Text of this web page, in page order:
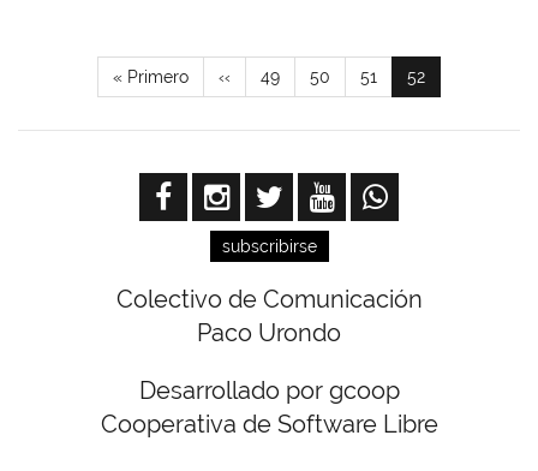
Paginación
Primera
página
« Primero
Página
anterior
‹‹ Page
49 Page
50 Page
51
Página
actual
52
subscribirse
Colectivo de Comunicación
Paco Urondo
Desarrollado por gcoop
Cooperativa de Software Libre